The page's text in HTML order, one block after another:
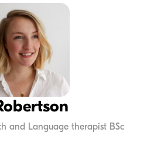
and Language therapist BSc